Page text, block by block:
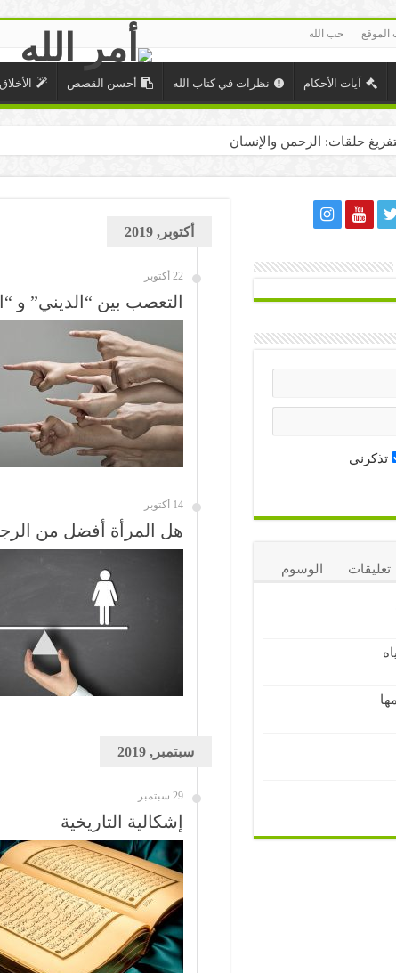
الموقع حب الله
آيات الأحكام نظرات في كتاب الله أحسن القصص
حلقات: الرحمن والإنسان
أكتوبر, 2019
22 أكتوبر
التعصب بين “الديني” و
14 أكتوبر
هل المرأة أفضل من
سبتمبر, 2019
29 سبتمبر
إشكالية التاريخية
تذكرني
تعليقات الوسوم